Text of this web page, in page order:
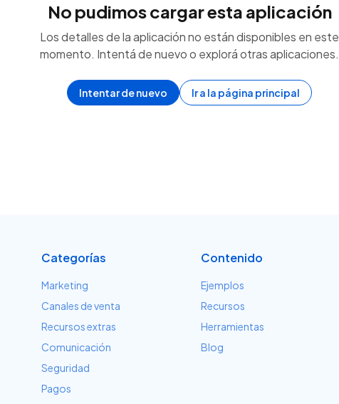
No pudimos cargar esta aplicación
Los detalles de la aplicación no están disponibles en este
momento. Intentá de nuevo o explorá otras aplicaciones.
Intentar de nuevo Ir a la página principal
Categorías
Marketing
Canales de venta
Recursos extras
Comunicación
Seguridad
Pagos
Contenido
Ejemplos
Recursos
Herramientas
Blog